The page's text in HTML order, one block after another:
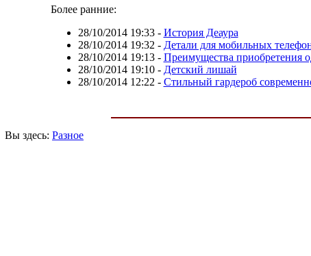
Более ранние:
28/10/2014 19:33- История Деаура
28/10/2014 19:32 - Детали для мобильных
28/10/2014 19:13- Преимущества приобретения
28/10/2014 19:10- Детский лишай
28/10/2014 12:22 - Стильный гардероб
Вы здесь: Разное